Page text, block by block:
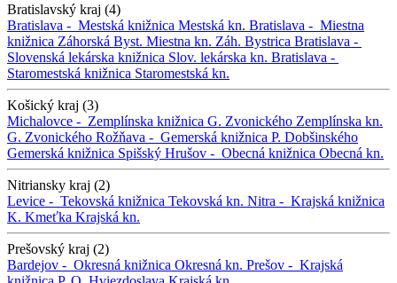
Bratislavský kraj (4)
Bratislava - Mestská knižnica Mestská kn. Bratislava - Miestna
knižnica Záhorská Byst. Miestna kn. Záh. Bystrica Bratislava -
Slovenská lekárska knižnica Slov. lekárska kn. Bratislava -
Staromestská knižnica Staromestská kn.
Košický kraj (3)
Michalovce - Zemplínska knižnica G. Zvonického Zemplínska kn.
G. Zvonického Rožňava - Gemerská knižnica P. Dobšinského
Gemerská knižnica Spišský Hrušov - Obecná knižnica Obecná kn.
Nitriansky kraj (2)
Levice - Tekovská knižnica Tekovská kn. Nitra - Krajská knižnica
K. Kmeťka Krajská kn.
Prešovský kraj (2)
Bardejov - Okresná knižnica Okresná kn. Prešov - Krajská